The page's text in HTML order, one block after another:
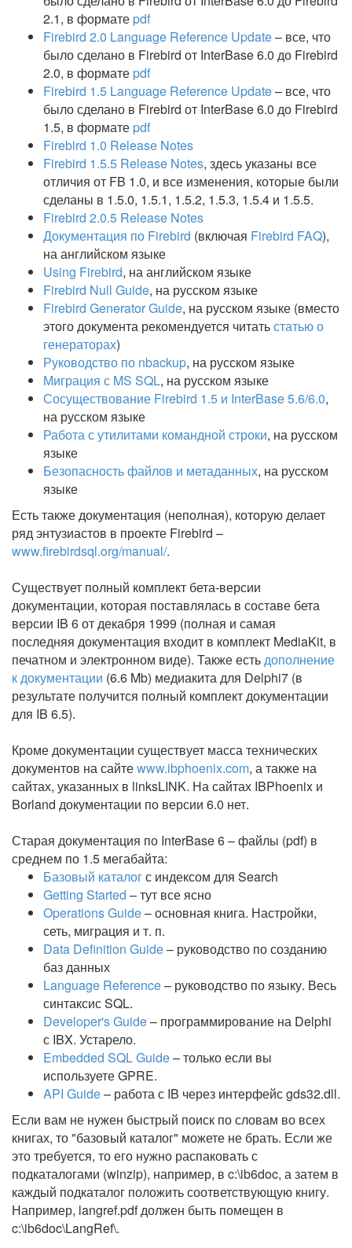
2.1, в формате pdf
Firebird 2.0 Language Reference Update– все, что
было сделано в Firebird от InterBase 6.0 до Firebird
2.0, в формате pdf
Firebird 1.5 Language Reference Update– все, что
было сделано в Firebird от InterBase 6.0 до Firebird
1.5, в формате pdf
Firebird 1.0 Release Notes
Firebird 1.5.5 Release Notes, здесь указаны все
отличия от FB 1.0, и все изменения, которые были
сделаны в 1.5.0, 1.5.1, 1.5.2, 1.5.3, 1.5.4 и 1.5.5.
Firebird 2.0.5 Release Notes
Документация по Firebird (включая Firebird FAQ),
на английском языке
Using Firebird, на английском языке
Firebird Null Guide, на русском языке
Firebird Generator Guide, на русском языке (вместо
этого документа рекомендуется читатьстатью о
генераторах)
Руководство по nbackup, на русском языке
Миграция с MS SQL, на русском языке
Сосуществование Firebird 1.5 и InterBase 5.6/6.0,
на русском языке
Работа с утилитами командной строки, на русском
языке
Безопасность файлов и метаданных, на русском
языке
Есть также документация (неполная), которую делает
ряд энтузиастов в проекте Firebird –
www.firebirdsql.org/manual/.
Существует полный комплект бета-версии
документации, которая поставлялась в составе бета
версии IB 6 от декабря 1999 (полная и самая
последняя документация входит в комплект MediaKit, в
печатном и электронном виде). Также естьдополнение
к документации (6.6 Mb) медиакита для Delphi7 (в
результате получится полный комплект документации
для IB 6.5).
Кроме документации существует масса технических
документов на сайтеwww.ibphoenix.com, а также на
сайтах, указанных в linksLINK. На сайтах IBPhoenix и
Borland документации по версии 6.0 нет.
Старая документация по InterBase 6 – файлы (pdf) в
среднем по 1.5 мегабайта:
Базовый каталогс индексом для Search
Getting Started – тут все ясно
Operations Guide– основная книга. Настройки,
сеть, миграция и т. п.
Data Definition Guide– руководство по созданию
баз данных
Language Reference– руководство по языку. Весь
синтаксис SQL.
Developer's Guide– программирование на Delphi
с IBX. Устарело.
Embedded SQL Guide– только если вы
используете GPRE.
API Guide– работа с IB через интерфейс gds32.dll.
Если вам не нужен быстрый поиск по словам во всех
книгах, то "базовый каталог" можете не брать. Если же
это требуется, то его нужно распаковать с
подкаталогами (winzip), например, в c:\ib6doc, а затем в
каждый подкаталог положить соответствующую книгу.
Например, langref.pdf должен быть помещен в
c:\ib6doc\LangRef\.